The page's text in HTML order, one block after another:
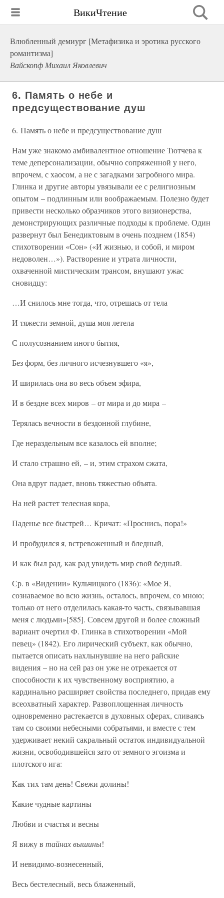
ВикиЧтение
Влюбленный демиург [Метафизика и эротика русского
романтизма]
Вайскопф Михаил Яковлевич
6. Память о небе и
предсуществование душ
6. Память о небе и предсуществование душ
Нам уже знакомо амбивалентное отношение Тютчева к
теме деперсонализации, обычно сопряженной у него,
впрочем, с хаосом, а не с загадками загробного мира.
Глинка и другие авторы увязывали ее с религиозным
опытом – подлинным или воображаемым. Полезно будет
привести несколько образчиков этого визионерства,
демонстрирующих различные подходы к проблеме. Один
развернут был Бенедиктовым в очень позднем (1854)
стихотворении «Сон» («И жизнью, и собой, и миром
недоволен…»). Растворение и утрата личности,
охваченной мистическим трансом, внушают ужас
сновидцу:
…И снилось мне тогда, что, отрешась от тела
И тяжести земной, душа моя летела
С полусознанием иного бытия,
Без форм, без личного исчезнувшего «я»,
И ширилась она во весь объем эфира,
И в бездне всех миров – от мира и до мира –
Терялась вечности в бездонной глубине,
Где нераздельным все казалось ей вполне;
И стало страшно ей, – и, этим страхом сжата,
Она вдруг падает, вновь тяжестью объята.
На ней растет телесная кора,
Паденье все быстрей… Кричат: «Проснись, пора!»
И пробудился я, встревоженный и бледный,
И как был рад, как рад увидеть мир свой бедный.
Ср. в «Видении» Кульчицкого (1836): «Мое Я,
сознаваемое во всю жизнь, осталось, впрочем, со мною;
только от него отделилась какая-то часть, связывавшая
меня с людьми»[585]. Совсем другой и более сложный
вариант очертил Ф. Глинка в стихотворении «Мой
певец» (1842). Его лирический субъект, как обычно,
пытается описать нахлынувшие на него райские
видения – но на сей раз он уже не отрекается от
способности к их чувственному восприятию, а
кардинально расширяет свойства последнего, придав ему
всеохватный характер. Развоплощенная личность
одновременно растекается в духовных сферах, сливаясь
там со своими небесными собратьями, и вместе с тем
удерживает некий сакральный остаток индивидуальной
жизни, освободившейся зато от земного эгоизма и
плотского ига:
Как тих там день! Свежи долины!
Какие чудные картины
Любви и счастья и весны
Я вижу в тайнах вышины!
И невидимо-вознесенный,
Весь бестелесный, весь блаженный,